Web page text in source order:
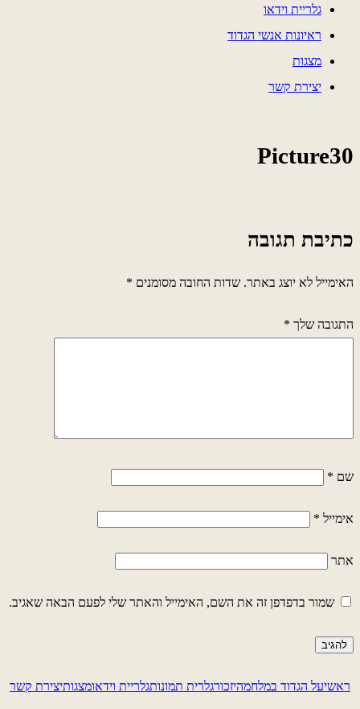
גלריית וידאו
ראיונות אנשי הגדוד
מצגות
יצירת קשר
Picture30
כתיבת תגובה
האימייל לא יוצג באתר. שדות החובה מסומנים *
התגובה שלך *
שם *
אימייל *
אתר
שמור בדפדפן זה את השם, האימייל והאתר שלי לפעם הבאה שאגיב.
ראשיעל הגדוד במלחמהיזכורגלרית תמונותגלריית וידאומצגותיצירת קשר